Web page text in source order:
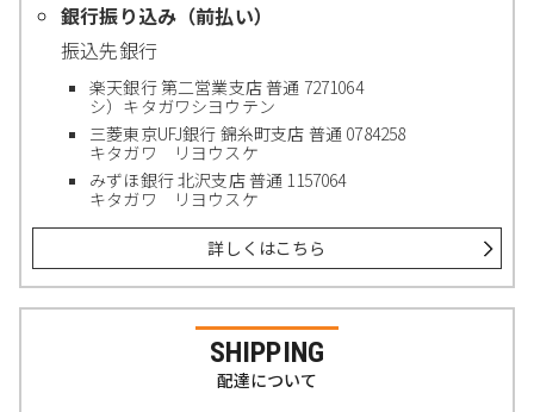
銀行振り込み（前払い）
振込先銀行
楽天銀行 第二営業支店 普通 7271064
シ）キタガワシヨウテン
三菱東京UFJ銀行 錦糸町支店 普通 0784258
キタガワ リヨウスケ
みずほ銀行 北沢支店 普通 1157064
キタガワ リヨウスケ
詳しくはこちら
SHIPPING
配達について